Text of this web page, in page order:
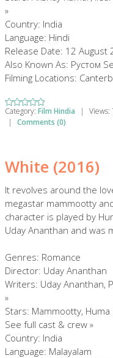
»
Country: India
Language: Hindi
Release Date: 12 August
Also Known As: Рустом
Filming Locations:
Category: Film Hindia | Views:
|
Comments (0)
White (2016)
It revolves around the
megastar mammootty
character is played by
Uday Ananthan and was
Genres: Romance
Director: Uday Ananthan
Writers: Uday Ananthan,
»
Stars: Mammootty,
See full cast & crew »
Country: India
Language: Malayalam